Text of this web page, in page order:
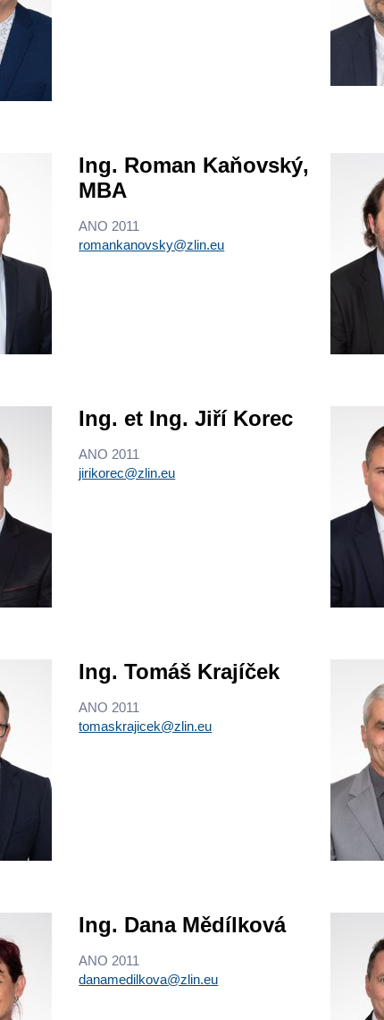
Ing. Roman Kaňovský,
MBA
ANO 2011
romankanovsky@zlin.eu
Ing. et Ing. Jiří Korec
ANO 2011
jirikorec@zlin.eu
Ing. Tomáš Krajíček
ANO 2011
tomaskrajicek@zlin.eu
Ing. Dana Mědílková
ANO 2011
danamedilkova@zlin.eu